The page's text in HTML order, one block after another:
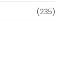
(235)